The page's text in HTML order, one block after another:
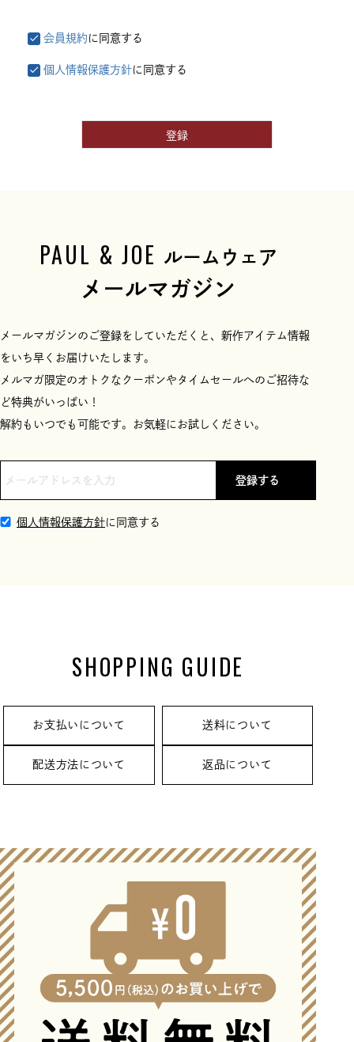
会員規約 に同意する
個人情報保護方針に同意する
登録
PAUL & JOE ルームウェア
メールマガジン
メールマガジンのご登録をしていただくと、新作アイテム情報
をいち早くお届けいたします。
メルマガ限定のオトクなクーポンやタイムセールへのご招待な
ど特典がいっぱい！
解約もいつでも可能です。お気軽にお試しください。
登録する
個人情報保護方針に同意する
SHOPPING GUIDE
お支払いについて 送料について
配送方法について 返品について